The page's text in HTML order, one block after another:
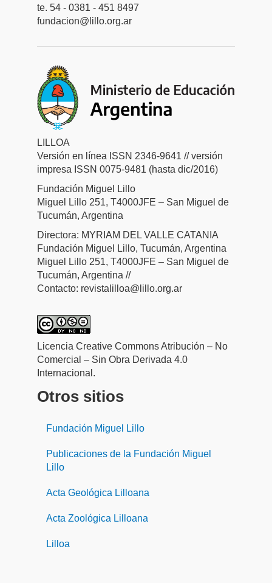
te. 54 - 0381 - 451 8497
fundacion@lillo.org.ar
LILLOA
Versión en línea ISSN 2346-9641 // versión
impresa ISSN 0075-9481 (hasta dic/2016)
Fundación Miguel Lillo
Miguel Lillo 251, T4000JFE – San Miguel de
Tucumán, Argentina
Directora: MYRIAM DEL VALLE CATANIA
Fundación Miguel Lillo, Tucumán, Argentina
Miguel Lillo 251, T4000JFE – San Miguel de
Tucumán, Argentina //
Contacto: revistalilloa@lillo.org.ar
Licencia Creative Commons Atribución – No
Comercial – Sin Obra Derivada 4.0
Internacional.
Otros sitios
Fundación Miguel Lillo
Publicaciones de la Fundación Miguel
Lillo
Acta Geológica Lilloana
Acta Zoológica Lilloana
Lilloa